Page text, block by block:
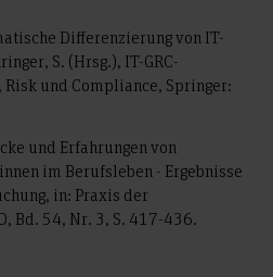
Differenzierung von IT-
S. (Hrsg.), IT-GRC-
Risk und Compliance, Springer:
und Erfahrungen von
im Berufsleben - Ergebnisse
in: Praxis der
Bd. 54, Nr. 3, S. 417-436.